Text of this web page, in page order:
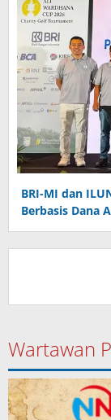
BRI-MI dan
Berbasis Dana
Wartawan